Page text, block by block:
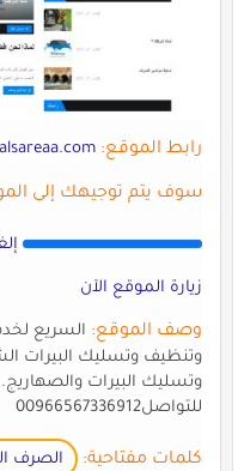
رابط الموقع:
سوف يتم توجيهك إلى الموقع
زيارة الموقع الآن
وصف الموقع:‏السريع
وتنظيف وتسليك البيرات
للتواصل00966567336912
كلمات مفتاحية: الصرف